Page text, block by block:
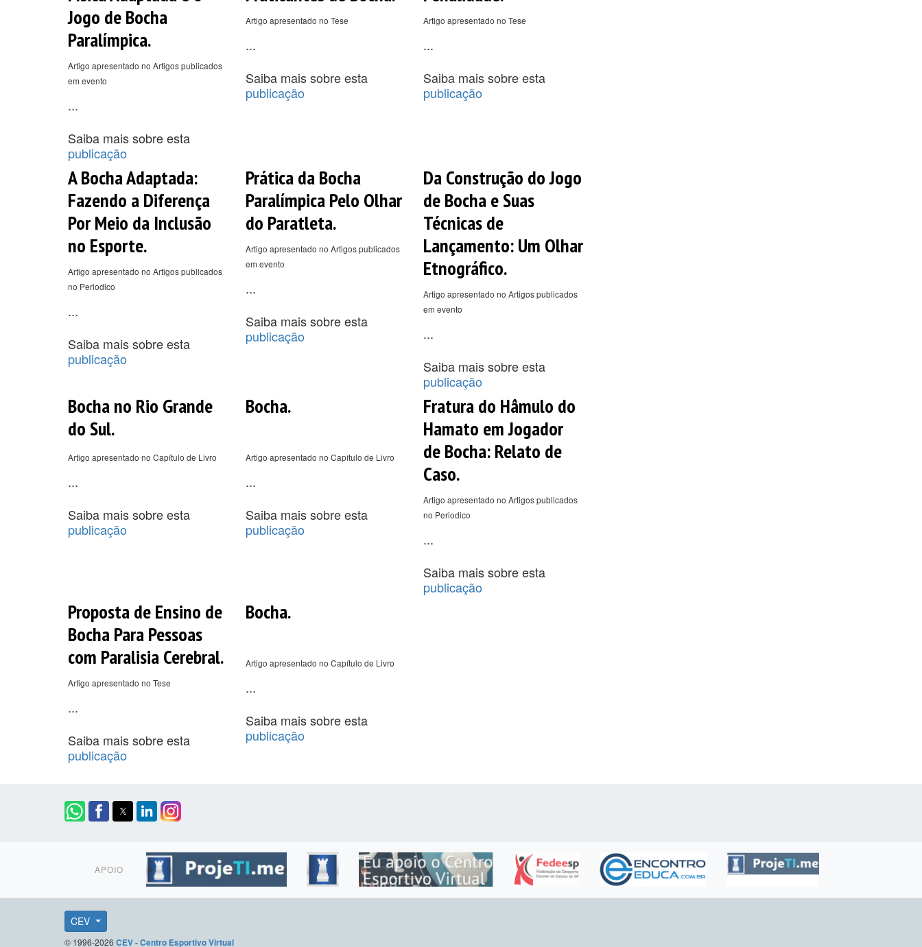
Jogo de Bocha
Paralímpica.
Artigo apresentado no Artigos publicados
em evento
...
Saiba mais sobre esta
publicação
Artigo apresentado no Tese
...
Saiba mais sobre esta
publicação
Artigo apresentado no Tese
...
Saiba mais sobre esta
publicação
A Bocha Adaptada:
Fazendo a Diferença
Por Meio da Inclusão
no Esporte.
Artigo apresentado no Artigos publicados
no Periodico
...
Saiba mais sobre esta
publicação
Prática da Bocha
Paralímpica Pelo Olhar
do Paratleta.
Artigo apresentado no Artigos publicados
em evento
...
Saiba mais sobre esta
publicação
Da Construção do Jogo
de Bocha e Suas
Técnicas de
Lançamento: Um Olhar
Etnográfico.
Artigo apresentado no Artigos publicados
em evento
...
Saiba mais sobre esta
publicação
Bocha no Rio Grande
do Sul.
Artigo apresentado no Capítulo de Livro
...
Saiba mais sobre esta
publicação
Bocha.
Artigo apresentado no Capítulo de Livro
...
Saiba mais sobre esta
publicação
Fratura do Hâmulo do
Hamato em Jogador
de Bocha: Relato de
Caso.
Artigo apresentado no Artigos publicados
no Periodico
...
Saiba mais sobre esta
publicação
Proposta de Ensino de
Bocha Para Pessoas
com Paralisia Cerebral.
Artigo apresentado no Tese
...
Saiba mais sobre esta
publicação
Bocha.
Artigo apresentado no Capítulo de Livro
...
Saiba mais sobre esta
publicação
APOIO
CEV
© 1996-2026 CEV - Centro Esportivo Virtual